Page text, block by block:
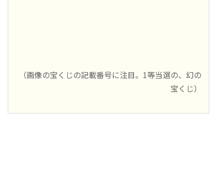
（画像の宝くじの記載番号に注目。1等当選の、幻の
宝くじ）